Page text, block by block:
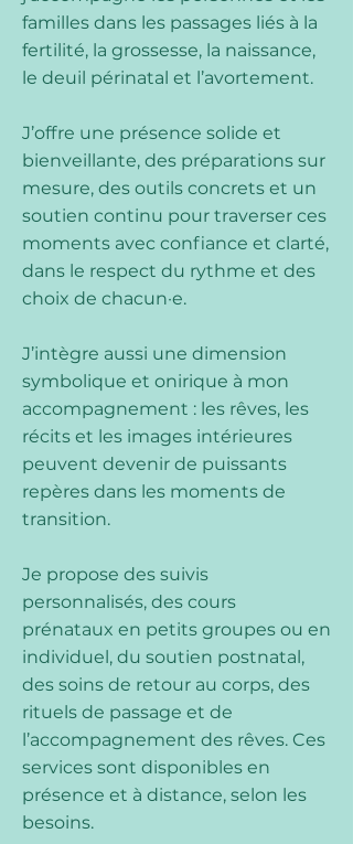
familles dans les passages liés à la
fertilité, la grossesse, la naissance,
le deuil périnatal et l’avortement.
J’offre une présence solide et
bienveillante, des préparations sur
mesure, des outils concrets et un
soutien continu pour traverser ces
moments avec confiance et clarté,
dans le respect du rythme et des
choix de chacun·e.
J’intègre aussi une dimension
symbolique et onirique à mon
accompagnement : les rêves, les
récits et les images intérieures
peuvent devenir de puissants
repères dans les moments de
transition.
Je propose des suivis
personnalisés, des cours
prénataux en petits groupes ou en
individuel, du soutien postnatal,
des soins de retour au corps, des
rituels de passage et de
l’accompagnement des rêves. Ces
services sont disponibles en
présence et à distance, selon les
besoins.